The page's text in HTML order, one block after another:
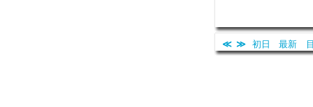
≪ ≫ 初日 最新